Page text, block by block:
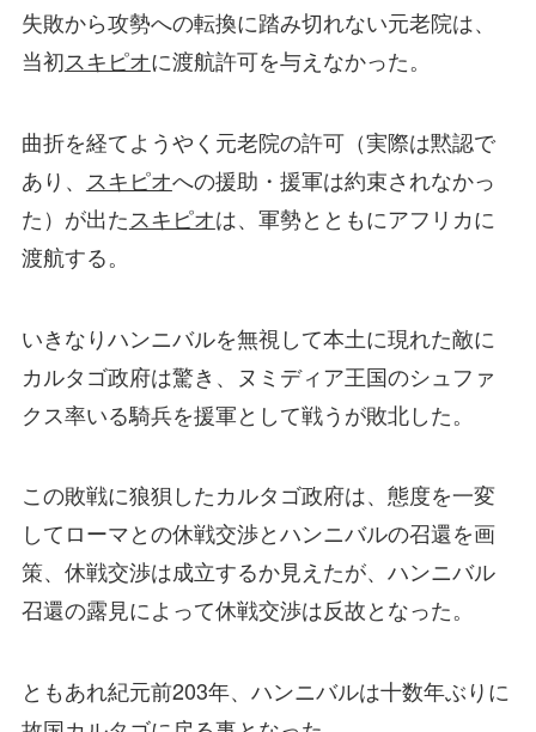
失敗から攻勢への転換に踏み切れない元老院は、
当初スキピオに渡航許可を与えなかった。
曲折を経てようやく元老院の許可（実際は黙認で
あり、
スキピオへの援助・援軍は約束されなかっ
た）が出たスキピオは、軍勢とともにアフリカに
渡航する。
いきなりハンニバルを無視して本土に現れた敵に
カルタゴ政府は驚き、ヌミディア王国のシュファ
クス率いる騎兵を援軍として戦うが敗北した。
この敗戦に狼狽したカルタゴ政府は、態度を一変
してローマとの休戦交渉とハンニバルの召還を画
策、休戦交渉は成立するか見えたが、ハンニバル
召還の露見によって休戦交渉は反故となった。
ともあれ紀元前203年、ハンニバルは十数年ぶりに